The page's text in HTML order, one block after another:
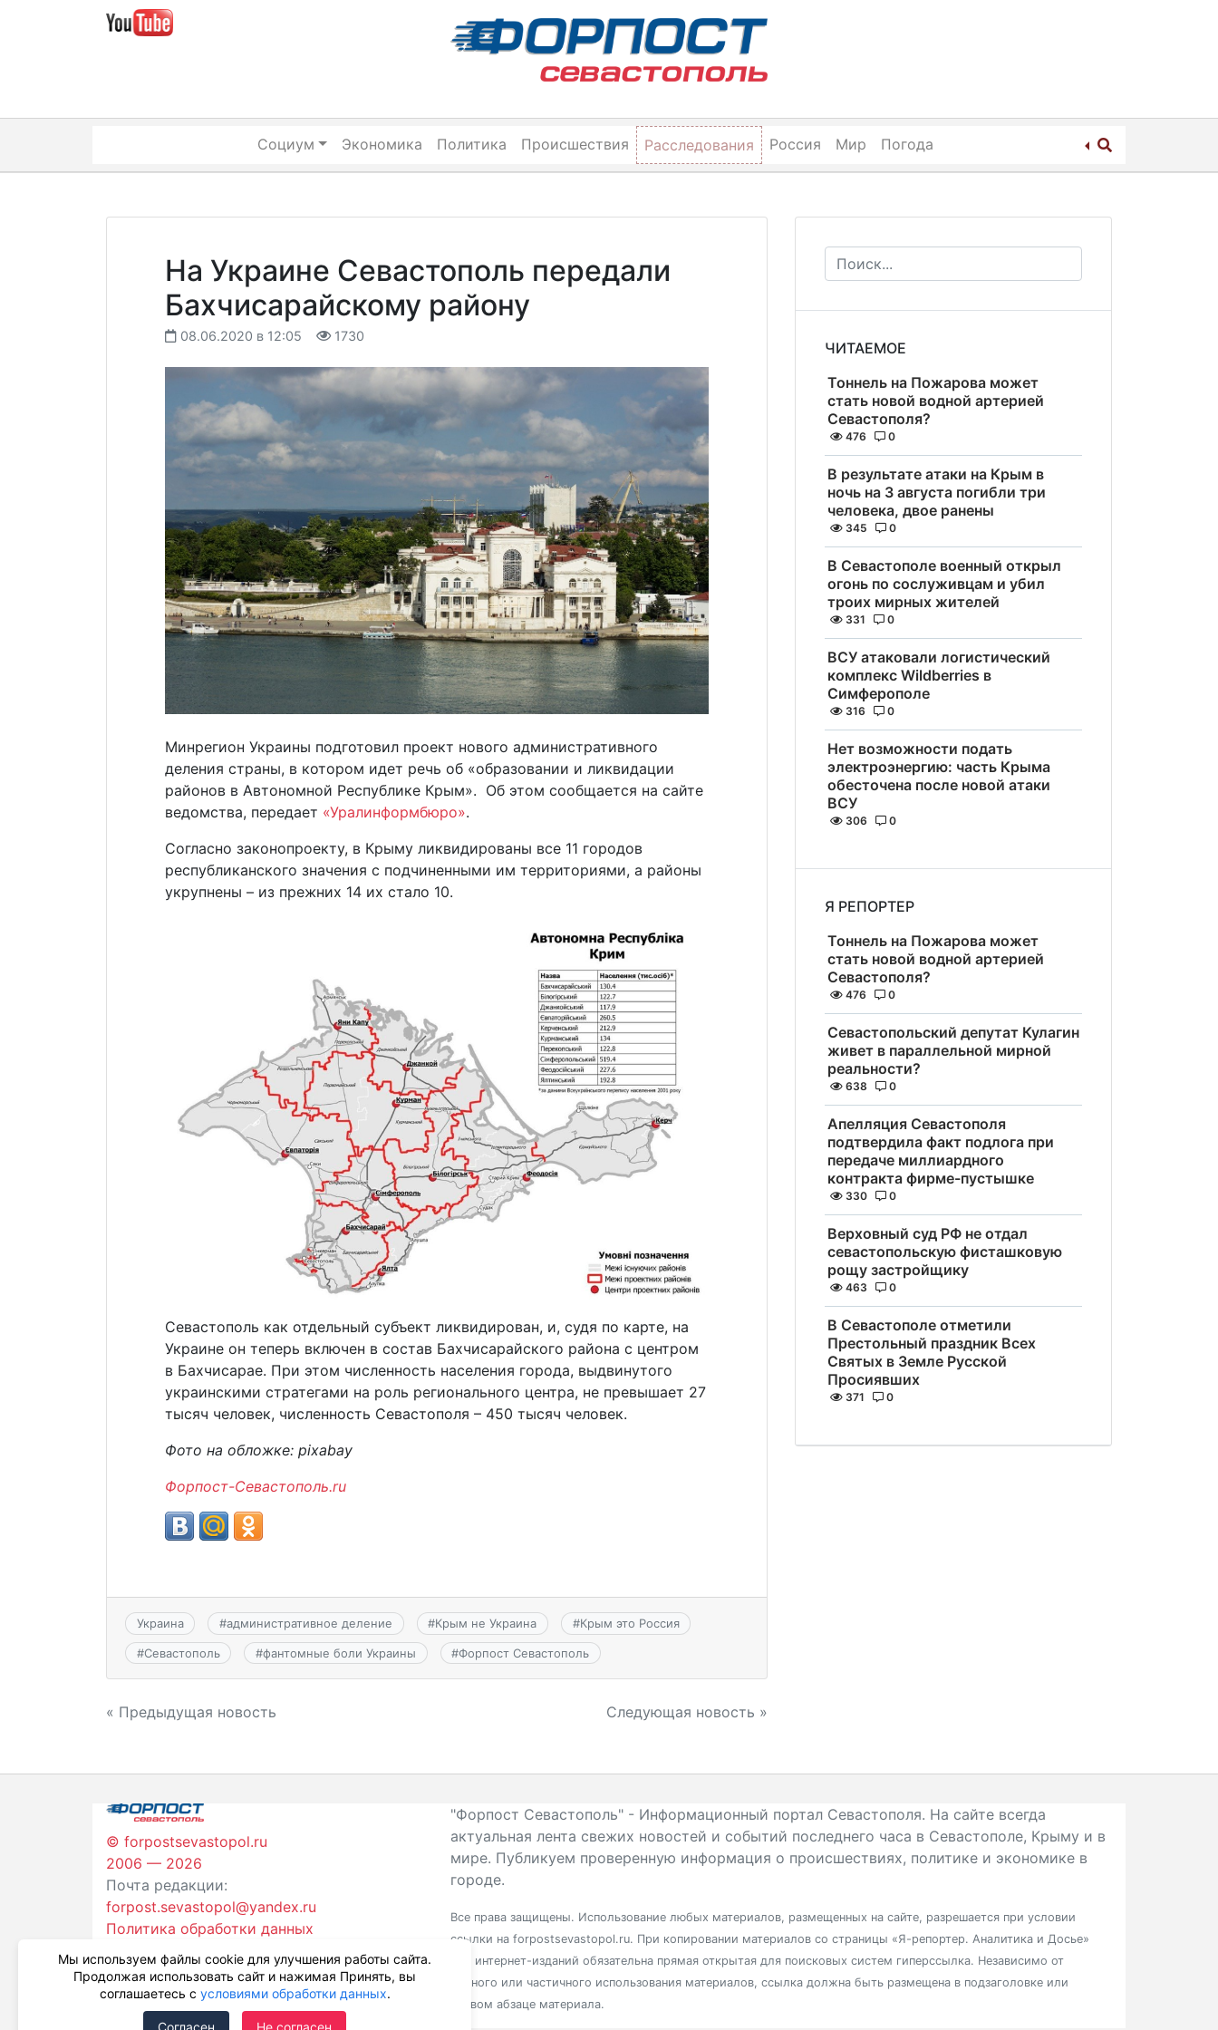
Социум Экономика Политика Происшествия Расследования Россия Мир Погода
На Украине Севастополь передали
Бахчисарайскому району
08.06.2020 в 12:05 1730
Минрегион Украины подготовил проект нового административного
деления страны, в котором идет речь об «образовании и ликвидации
районов в Автономной Республике Крым». Об этом сообщается на сайте
ведомства, передает «Уралинформбюро».
Согласно законопроекту, в Крыму ликвидированы все 11 городов
республиканского значения с подчиненными им территориями, а районы
укрупнены – из прежних 14 их стало 10.
Севастополь как отдельный субъект ликвидирован, и, судя по карте, на
Украине он теперь включен в состав Бахчисарайского района с центром
в Бахчисарае. При этом численность населения города, выдвинутого
украинскими стратегами на роль регионального центра, не превышает 27
тысяч человек, численность Севастополя – 450 тысяч человек.
Фото на обложке: pixabay
Форпост-Севастополь.ru
Украина #административное деление #Крым не Украина #Крым это Россия
#Севастополь #фантомные боли Украины #Форпост Севастополь
Навигация
записям
« Предыдущая новость Следующая новость »
ЧИТАЕМОЕ
Тоннель на Пожарова может
стать новой водной артерией
Севастополя?
476 0
В результате атаки на Крым в
ночь на 3 августа погибли три
человека, двое ранены
345 0
В Севастополе военный открыл
огонь по сослуживцам и убил
троих мирных жителей
331 0
ВСУ атаковали логистический
комплекс Wildberries в
Симферополе
316 0
Нет возможности подать
электроэнергию: часть Крыма
обесточена после новой атаки
ВСУ
306 0
Я РЕПОРТЕР
Тоннель на Пожарова может
стать новой водной артерией
Севастополя?
476 0
Севастопольский депутат Кулагин
живет в параллельной мирной
реальности?
638 0
Апелляция Севастополя
подтвердила факт подлога при
передаче миллиардного
контракта фирме-пустышке
330 0
Верховный суд РФ не отдал
севастопольскую фисташковую
рощу застройщику
463 0
В Севастополе отметили
Престольный праздник Всех
Святых в Земле Русской
Просиявших
371 0
© forpostsevastopol.ru
2006 — 2026
Почта редакции:
forpost.sevastopol@yandex.ru
Политика обработки данных
"Форпост Севастополь" - Информационный портал Севастополя. На сайте всегда
актуальная лента свежих новостей и событий последнего часа в Севастополе, Крыму и в
мире. Публикуем проверенную информация о происшествиях, политике и экономике в
городе.
Все права защищены. Использование любых материалов, размещенных на сайте, разрешается при условии
ссылки на forpostsevastopol.ru. При копировании материалов со страницы «Я-репортер. Аналитика и Досье»
для интернет-изданий обязательна прямая открытая для поисковых систем гиперссылка. Независимо от
полного или частичного использования материалов, ссылка должна быть размещена в подзаголовке или
первом абзаце материала.
Мы используем файлы cookie для улучшения работы сайта.
Продолжая использовать сайт и нажимая Принять, вы
соглашаетесь с условиями обработки данных.
Согласен Не согласен